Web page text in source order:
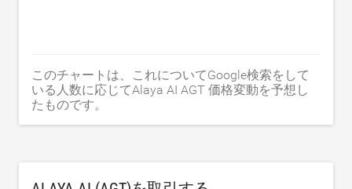
このチャートは、これについてGoogle検索をして
いる人数に応じてAlaya AI AGT 価格変動を予想し
たものです。